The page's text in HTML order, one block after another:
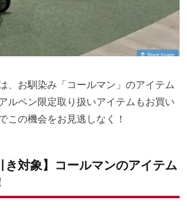
、お馴染み「コールマン」のアイテム
ルペン限定取り扱いアイテムもお買い
この機会をお見逃しなく！
き対象】コールマンのアイテム